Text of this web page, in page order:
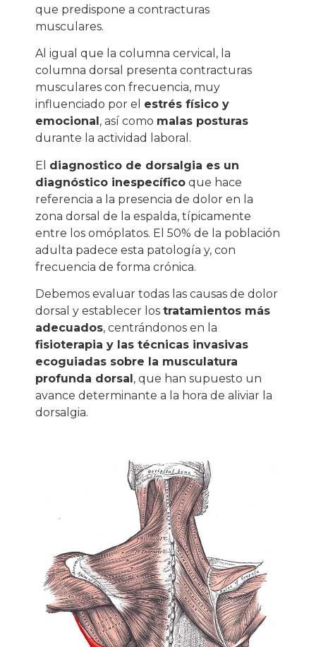
que predispone a contracturas
musculares.
Al igual que la columna cervical, la
columna dorsal presenta contracturas
musculares con frecuencia, muy
influenciado por el estrés físico y
emocional , así como malas posturas
durante la actividad laboral.
El diagnostico de dorsalgia es un
diagnóstico inespecífico que hace
referencia a la presencia de dolor en la
zona dorsal de la espalda, típicamente
entre los omóplatos. El 50% de la población
adulta padece esta patología y, con
frecuencia de forma crónica.
Debemos evaluar todas las causas de dolor
dorsal y establecer los tratamientos más
adecuados, centrándonos en la
fisioterapia y las técnicas invasivas
ecoguiadas sobre la musculatura
profunda dorsal, que han supuesto un
avance determinante a la hora de aliviar la
dorsalgia.